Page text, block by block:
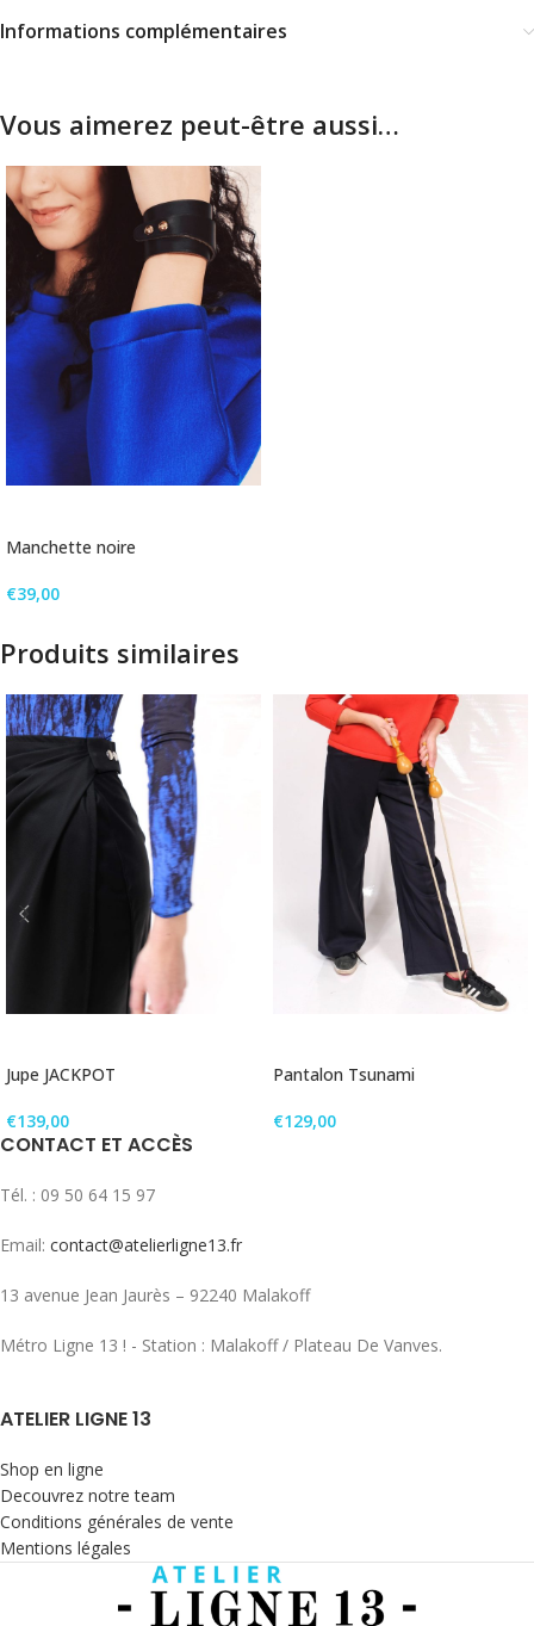
Informations complémentaires
Vous aimerez peut-être aussi…
Manchette noire
€39,00
Produits similaires
Jupe JACKPOT
€139,00
Pantalon Tsunami
€129,00
CONTACT ET ACCÈS
Tél. : 09 50 64 15 97
Email: contact@atelierligne13.fr
13 avenue Jean Jaurès – 92240 Malakoff
Métro Ligne 13 ! - Station : Malakoff / Plateau De Vanves.
ATELIER LIGNE 13
Shop en ligne
Decouvrez notre team
Conditions générales de vente
Mentions légales